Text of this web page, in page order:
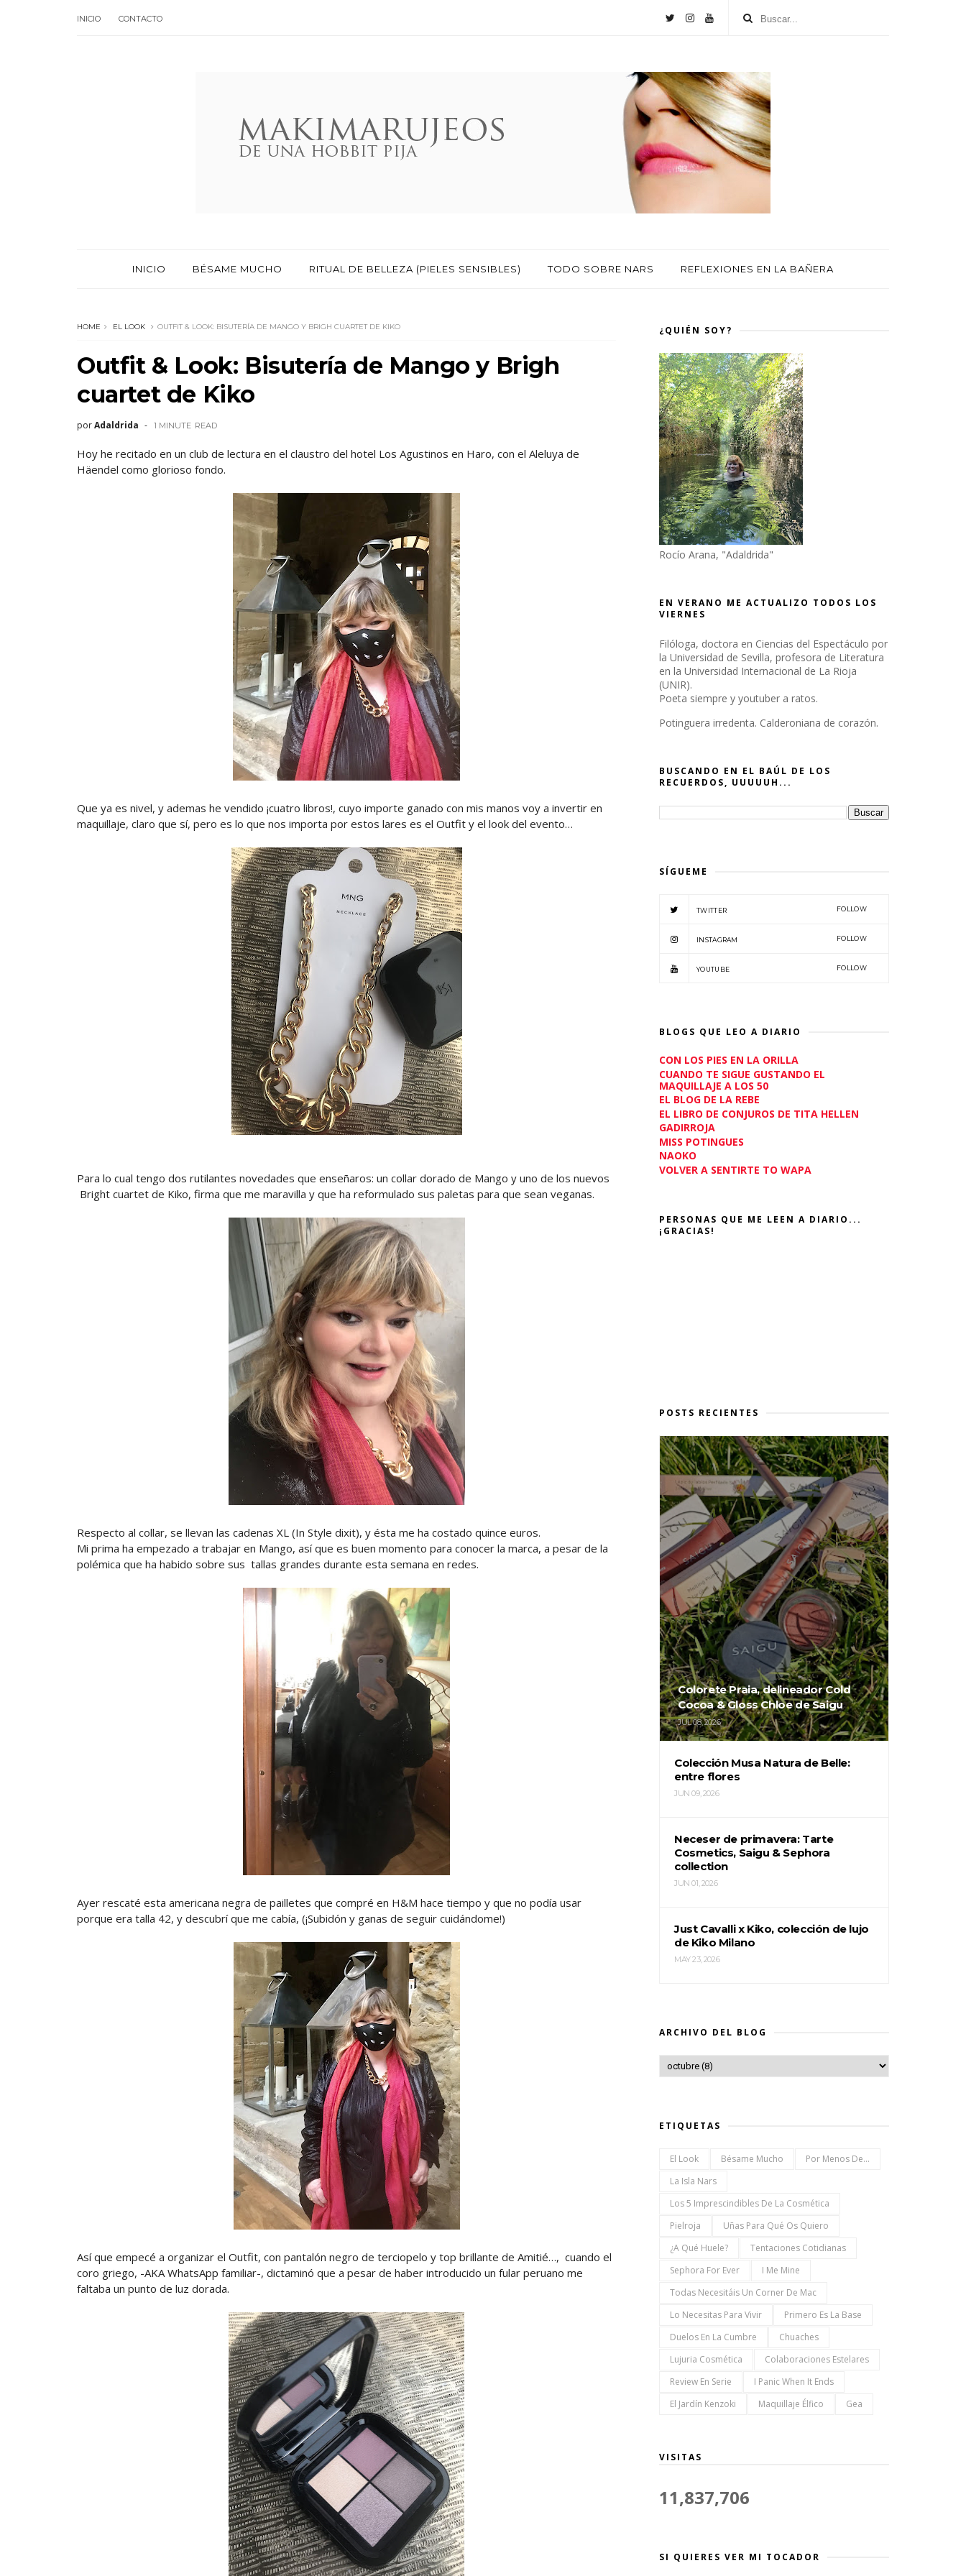
INICIO CONTACTO
INICIO BÉSAME MUCHO RITUAL DE BELLEZA (PIELES SENSIBLES) TODO SOBRE NARS REFLEXIONES EN LA BAÑERA
HOME EL LOOK OUTFIT & LOOK: BISUTERÍA DE MANGO Y BRIGH CUARTET DE KIKO
Outfit & Look: Bisutería de Mango y Brigh
cuartet de Kiko
porAdaldrida 1 MINUTE READ
Hoy he recitado en un club de lectura en el claustro del hotel Los Agustinos en Haro, con el Aleluya de
Häendel como glorioso fondo.
Que ya es nivel, y ademas he vendido ¡cuatro libros!, cuyo importe ganado con mis manos voy a invertir en
maquillaje, claro que sí, pero es lo que nos importa por estos lares es el Outfit y el look del evento…
Para lo cual tengo dos rutilantes novedades que enseñaros: un collar dorado de Mango y uno de los nuevos
Bright cuartet de Kiko, firma que me maravilla y que ha reformulado sus paletas para que sean veganas.
Respecto al collar, se llevan las cadenas XL (In Style dixit), y ésta me ha costado quince euros.
Mi prima ha empezado a trabajar en Mango, así que es buen momento para conocer la marca, a pesar de la
polémica que ha habido sobre sus tallas grandes durante esta semana en redes.
Ayer rescaté esta americana negra de pailletes que compré en H&M hace tiempo y que no podía usar
porque era talla 42, y descubrí que me cabía, (¡Subidón y ganas de seguir cuidándome!)
Así que empecé a organizar el Outfit, con pantalón negro de terciopelo y top brillante de Amitié…, cuando el
coro griego, -AKA WhatsApp familiar-, dictaminó que a pesar de haber introducido un fular peruano me
faltaba un punto de luz dorada.
¿QUIÉN SOY?
Rocío Arana, "Adaldrida"
EN VERANO ME ACTUALIZO TODOS LOS
VIERNES
Filóloga, doctora en Ciencias del Espectáculo por
la Universidad de Sevilla, profesora de Literatura
en la Universidad Internacional de La Rioja
(UNIR).
Poeta siempre y youtuber a ratos.
Potinguera irredenta. Calderoniana de corazón.
BUSCANDO EN EL BAÚL DE LOS
RECUERDOS, UUUUUH...
SÍGUEME
TWITTER FOLLOW
INSTAGRAM FOLLOW
YOUTUBE FOLLOW
BLOGS QUE LEO A DIARIO
CON LOS PIES EN LA ORILLA
CUANDO TE SIGUE GUSTANDO EL
MAQUILLAJE A LOS 50
EL BLOG DE LA REBE
EL LIBRO DE CONJUROS DE TITA HELLEN
GADIRROJA
MISS POTINGUES
NAOKO
VOLVER A SENTIRTE TO WAPA
PERSONAS QUE ME LEEN A DIARIO...
¡GRACIAS!
POSTS RECIENTES
Colorete Praia, delineador Cold
Cocoa & Gloss Chloe de Saigu
JUL 08, 2026
Colección Musa Natura de Belle:
entre flores
JUN 09, 2026
Neceser de primavera: Tarte
Cosmetics, Saigu & Sephora
collection
JUN 01, 2026
Just Cavalli x Kiko, colección de lujo
de Kiko Milano
MAY 23, 2026
ARCHIVO DEL BLOG
ETIQUETAS
El Look Bésame Mucho
Por Menos De...
La Isla Nars
Los 5 Imprescindibles De La Cosmética
Pielroja
Uñas Para Qué Os Quiero
¿a Qué Huele?
Tentaciones Cotidianas
Sephora For Ever
I Me Mine
Todas Necesitáis Un Corner De Mac
Lo Necesitas Para Vivir
Primero Es La Base
Duelos En La Cumbre
Chuaches
Lujuria Cosmética
Colaboraciones Estelares
Review En Serie
I Panic When It Ends
El Jardín Kenzoki
Maquillaje Élfico Gea
VISITAS
11,837,706
SI QUIERES VER MI TOCADOR